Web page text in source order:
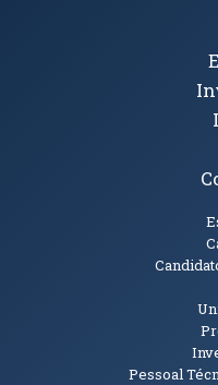
Tópicos
Pessoal